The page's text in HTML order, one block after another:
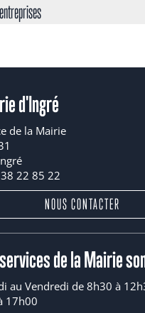
d'Ingré
de la Mairie
22 85 22
NOUS CONTACTER
de la Mairie
au Vendredi de 8h30 à
17h00